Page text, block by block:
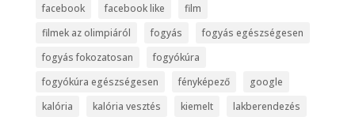
facebook
facebook like
film
filmek az olimpiáról
fogyás
fogyás egészségesen
fogyás fokozatosan
fogyókúra
fogyókúra egészségesen
fényképező
google
kalória
kalória vesztés kiemelt
lakberendezés